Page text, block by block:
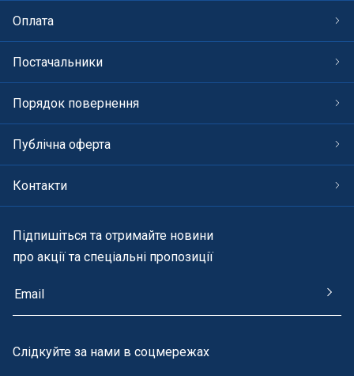
Оплата
Постачальники
Порядок повернення
Публічна оферта
Контакти
Підпишіться та отримайте новини
про акції та спеціальні пропозиції
Cлідкуйте за нами в соцмережах